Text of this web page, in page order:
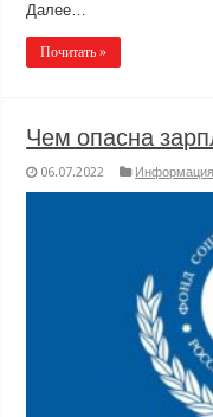
Далее…
Почитать »
Чем опасна
06.07.2022